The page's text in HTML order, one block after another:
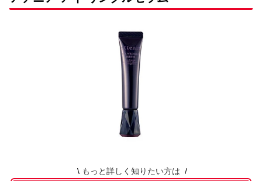
もっと詳しく知りたい方は